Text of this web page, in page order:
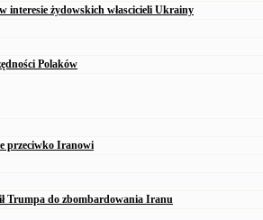
interesie żydowskich włascicieli Ukrainy
Polaków
przeciwko Iranowi
Trumpa do zbombardowania Iranu